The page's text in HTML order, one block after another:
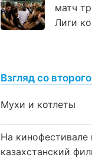
матч
Лиги
Взгляд со
Мухи и котлеты
На кинофестивале
казахстанский